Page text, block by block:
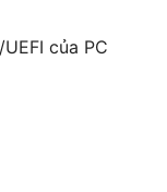
của PC